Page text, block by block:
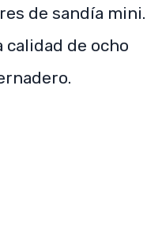
de sandía mini.
de ocho